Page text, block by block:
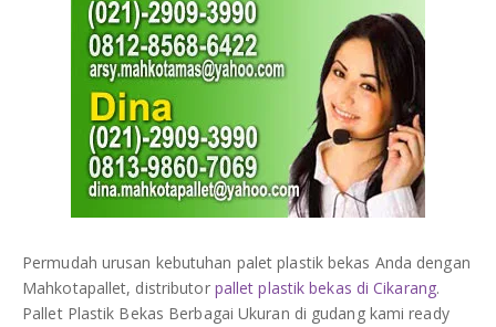
Permudah urusan kebutuhan palet plastik bekas Anda dengan
Mahkotapallet, distributor pallet plastik bekas di Cikarang.
Pallet Plastik Bekas Berbagai Ukuran di gudang kami ready